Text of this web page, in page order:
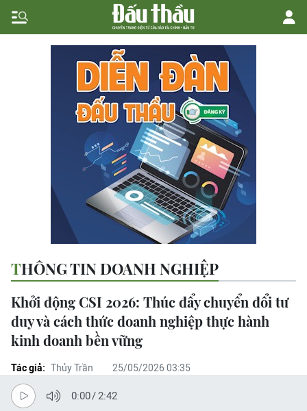
THÔNG TIN DOANH NGHIỆP
Khởi động CSI 2026: Thúc đẩy chuyển đổi tư
duy và cách thức doanh nghiệp thực hành
kinh doanh bền vững
Tác giả: Thủy Trần 25/05/2026 03:35
0:00/2:42